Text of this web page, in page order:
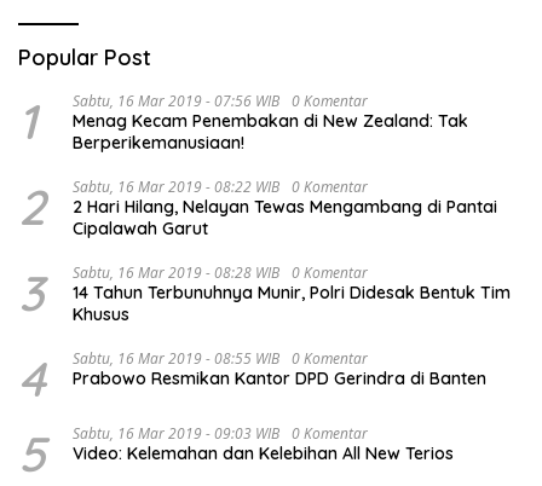
Popular Post
1 Sabtu, 16 Mar 2019 - 07:56 WIB 0 Komentar
Menag Kecam Penembakan di New Zealand: Tak
Berperikemanusiaan!
2 Sabtu, 16 Mar 2019 - 08:22 WIB 0 Komentar
2 Hari Hilang, Nelayan Tewas Mengambang di Pantai
Cipalawah Garut
3 Sabtu, 16 Mar 2019 - 08:28 WIB 0 Komentar
14 Tahun Terbunuhnya Munir, Polri Didesak Bentuk Tim
Khusus
4 Sabtu, 16 Mar 2019 - 08:55 WIB 0 Komentar
Prabowo Resmikan Kantor DPD Gerindra di Banten
5 Sabtu, 16 Mar 2019 - 09:03 WIB 0 Komentar
Video: Kelemahan dan Kelebihan All New Terios